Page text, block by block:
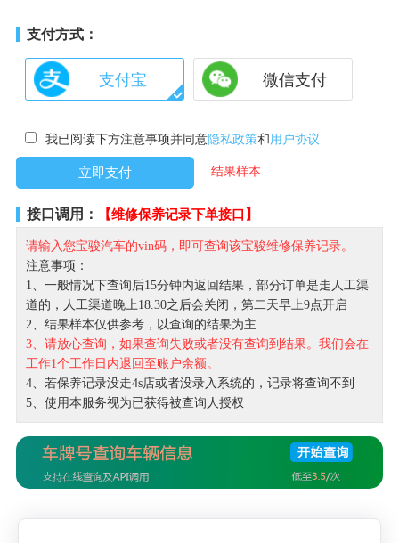
支付方式：
支付宝 微信支付
我已阅读下方注意事项并同意隐私政策和 用户协议
结果样本
接口调用： 【维修保养记录下单接口】
请输入您宝骏汽车的vin码，即可查询该宝骏维修保养记录。
注意事项：
1、一般情况下查询后15分钟内返回结果，部分订单是走人工渠
道的，人工渠道晚上18.30之后会关闭，第二天早上9点开启
2、结果样本仅供参考，以查询的结果为主
3、请放心查询，如果查询失败或者没有查询到结果。我们会在
工作1个工作日内退回至账户余额。
4、若保养记录没走4s店或者没录入系统的，记录将查询不到
5、使用本服务视为已获得被查询人授权